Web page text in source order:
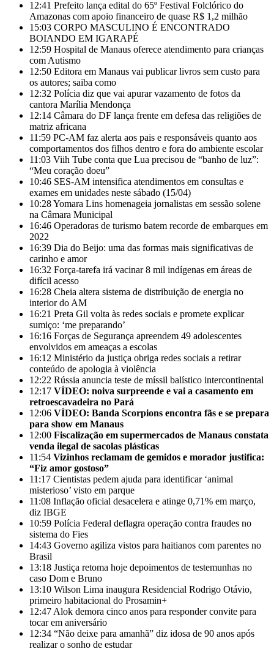
12:41 Prefeito lança edital do 65º Festival Folclórico do
Amazonas com apoio financeiro de quase R$ 1,2 milhão
15:03 CORPO MASCULINO É ENCONTRADO
BOIANDO EM IGARAPÉ
12:59 Hospital de Manaus oferece atendimento para crianças
com Autismo
12:50 Editora em Manaus vai publicar livros sem custo para
os autores; saiba como
12:32 Polícia diz que vai apurar vazamento de fotos da
cantora Marília Mendonça
12:14 Câmara do DF lança frente em defesa das religiões de
matriz africana
11:59 PC-AM faz alerta aos pais e responsáveis quanto aos
comportamentos dos filhos dentro e fora do ambiente escolar
11:03 Viih Tube conta que Lua precisou de “banho de luz”:
“Meu coração doeu”
10:46 SES-AM intensifica atendimentos em consultas e
exames em unidades neste sábado (15/04)
10:28Yomara Lins homenageia jornalistas em sessão solene
na Câmara Municipal
16:46 Operadoras de turismo batem recorde de embarques em
2022
16:39 Dia do Beijo: uma das formas mais significativas de
carinho e amor
16:32 Força-tarefa irá vacinar 8 mil indígenas em áreas de
difícil acesso
16:28 Cheia altera sistema de distribuição de energia no
interior do AM
16:21 Preta Gil volta às redes sociais e promete explicar
sumiço: ‘me preparando’
16:16 Forças de Segurança apreendem 49 adolescentes
envolvidos em ameaças a escolas
16:12 Ministério da justiça obriga redes sociais a retirar
conteúdo de apologia à violência
12:22 Rússia anuncia teste de míssil balístico intercontinental
12:17 VÍDEO: noiva surpreende e vai a casamento em
retroescavadeira no Pará
12:06 VÍDEO: Banda Scorpions encontra fãs e se prepara
para show em Manaus
12:00 Fiscalização em supermercados de Manaus constata
venda ilegal de sacolas plásticas
11:54 Vizinhos reclamam de gemidos e morador justifica:
“Fiz amor gostoso”
11:17 Cientistas pedem ajuda para identificar ‘animal
misterioso’ visto em parque
11:08 Inflação oficial desacelera e atinge 0,71% em março,
diz IBGE
10:59 Polícia Federal deflagra operação contra fraudes no
sistema do Fies
14:43 Governo agiliza vistos para haitianos com parentes no
Brasil
13:18 Justiça retoma hoje depoimentos de testemunhas no
caso Dom e Bruno
13:10 Wilson Lima inaugura Residencial Rodrigo Otávio,
primeiro habitacional do Prosamin+
12:47 Alok demora cinco anos para responder convite para
tocar em aniversário
12:34 “Não deixe para amanhã” diz idosa de 90 anos após
realizar o sonho de estudar